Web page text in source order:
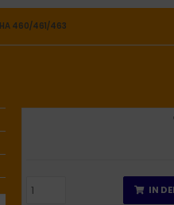
460/461/463
IN